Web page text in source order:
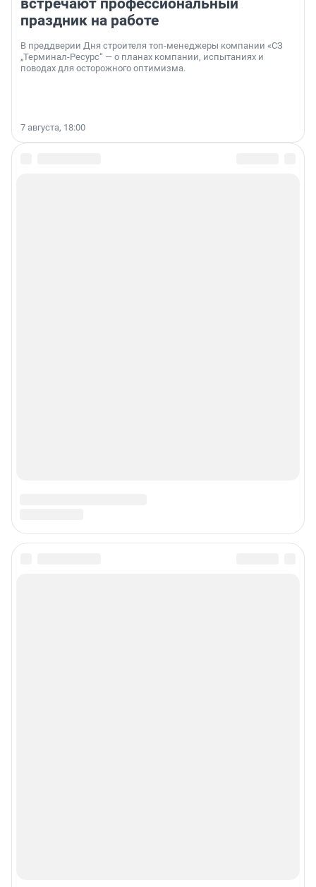
встречают профессиональный
праздник на работе
В преддверии Дня строителя топ-менеджеры компании «СЗ
„Терминал-Ресурс“ — о планах компании, испытаниях и
поводах для осторожного оптимизма.
7 августа, 18:00